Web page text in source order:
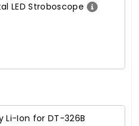
LED Stroboscope
Li-Ion for DT-326B